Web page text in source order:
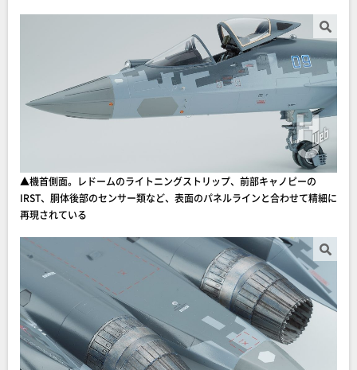
▲機首側面。レドームのライトニングストリップ、前部キャノピーの
IRST、胴体後部のセンサー類など、表面のパネルラインと合わせて精細に
再現されている